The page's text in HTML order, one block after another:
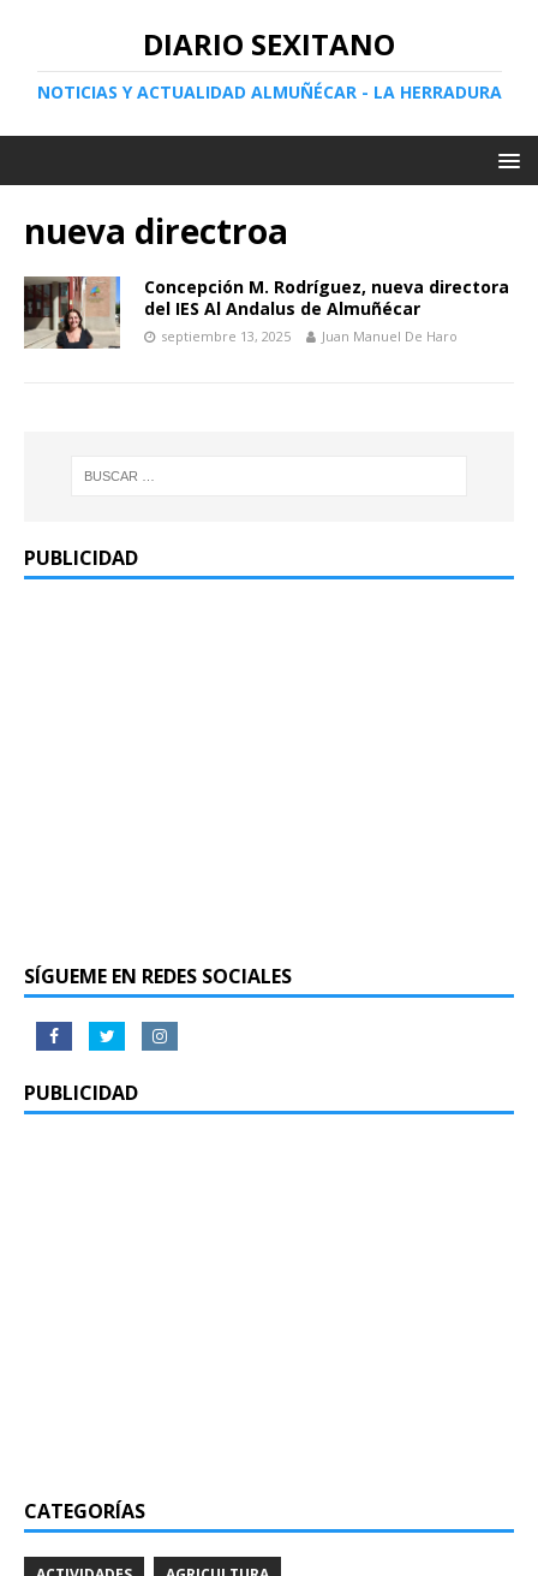
DIARIO SEXITANO
NOTICIAS Y ACTUALIDAD ALMUÑÉCAR - LA HERRADURA
nueva directroa
Concepción M. Rodríguez, nueva directora
del IES Al Andalus de Almuñécar
septiembre 13, 2025 Juan Manuel De Haro
PUBLICIDAD
SÍGUEME EN REDES SOCIALES
PUBLICIDAD
CATEGORÍAS